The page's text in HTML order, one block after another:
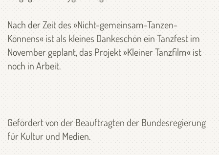
Nach der Zeit des »Nicht-gemeinsam-Tanzen-
Könnens« ist als kleines Dankeschön ein Tanzfest im
November geplant, das Projekt »Kleiner Tanzfilm« ist
noch in Arbeit.
Gefördert von der Beauftragten der Bundesregierung
für Kultur und Medien.